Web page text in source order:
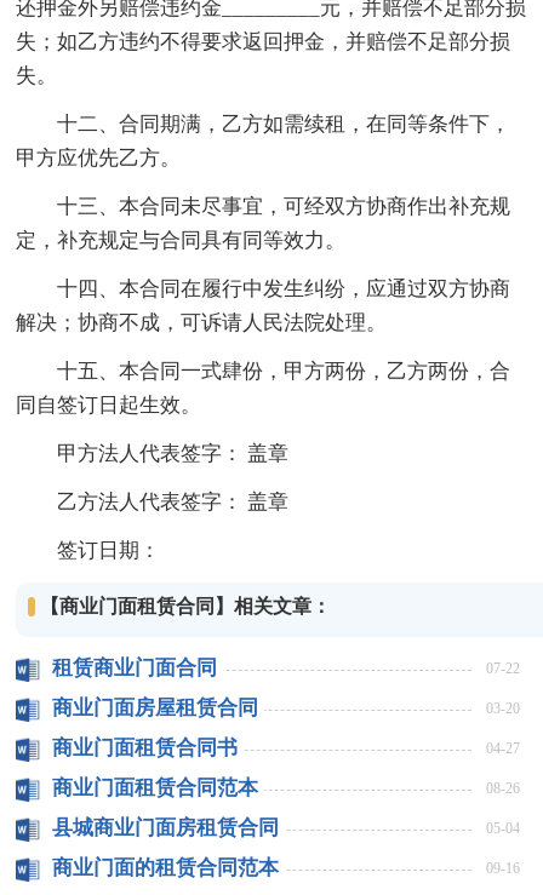
还押金外另赔偿违约金_________元，并赔偿不足部分损
失；如乙方违约不得要求返回押金，并赔偿不足部分损
失。
十二、合同期满，乙方如需续租，在同等条件下，
甲方应优先乙方。
十三、本合同未尽事宜，可经双方协商作出补充规
定，补充规定与合同具有同等效力。
十四、本合同在履行中发生纠纷，应通过双方协商
解决；协商不成，可诉请人民法院处理。
十五、本合同一式肆份，甲方两份，乙方两份，合
同自签订日起生效。
甲方法人代表签字： 盖章
乙方法人代表签字： 盖章
签订日期：
【商业门面租赁合同】相关文章：
租赁商业门面合同 07-22
商业门面房屋租赁合同 03-20
商业门面租赁合同书 04-27
商业门面租赁合同范本 08-26
县城商业门面房租赁合同 05-04
商业门面的租赁合同范本 09-16